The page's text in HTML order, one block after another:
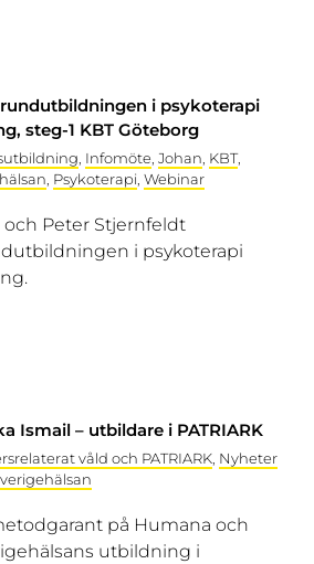
i psykoterapi
steg-1 KBT Göteborg
, Infomöte, Johan, KBT,
, Psykoterapi, Webinar
och Peter Stjernfeldt
i psykoterapi
Ismail – utbildare i PATRIARK
våld och PATRIARK, Nyheter
på Humana och
utbildning i